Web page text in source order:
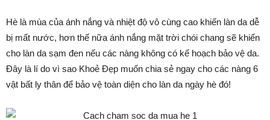
Hè là mùa của ánh nắng và nhiệt độ vô cùng cao khiến làn da dễ
bị mất nước, hơn thế nữa ánh nắng mặt trời chói chang sẽ khiến
cho làn da sạm đen nếu các nàng không có kế hoạch bảo vệ da.
Đây là lí do vì sao Khoẻ Đẹp muốn chia sẻ ngay cho các nàng 6
vật bất ly thân để bảo vệ toàn diện cho làn da ngày hè đó!